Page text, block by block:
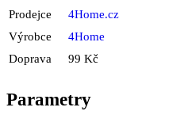
Prodejce
4Home.cz
Výrobce
4Home
Doprava
99 Kč
Parametry